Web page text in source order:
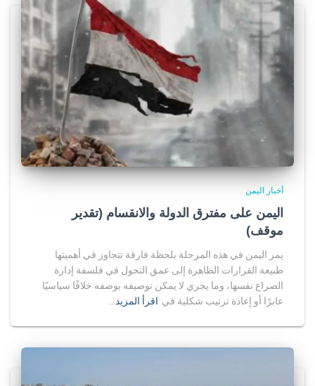
أخبار اليمن
اليمن على مفترق الدولة والانقسام (تقدير
موقف)
يمر اليمن في هذه المرحلة بلحظة فارقة تتجاوز في أهميتها
طبيعة القرارات الظاهرة إلى عمق التحول في فلسفة إدارة
الصراع نفسها، وما يجري لا يمكن توصيفه بوصفه خلافًا سياسيًا
عابرًا أو إعادة ترتيب شكلية في اقرأ المزيد…